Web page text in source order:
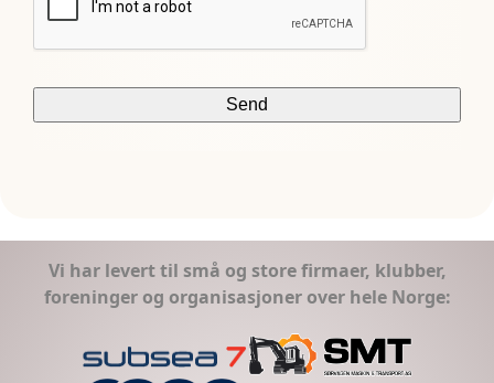
Vi har levert til små og store firmaer, klubber,
foreninger og organisasjoner over hele Norge: